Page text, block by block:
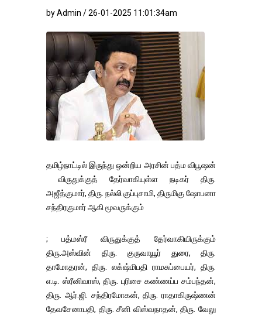
by Admin / 26-01-2025 11:01:34am
தமிழ்நாட்டில் இருந்து ஒன்றிய அரசின் பத்ம விபூஷன்
விருதுக்குத் தேர்வாகியுள்ள நடிகர் திரு.
அஜீத்குமார், திரு. நல்லி குப்புசாமி, திருமிகு ஷோபனா
சந்திரகுமார் ஆகி மூவருக்கும்
; பத்மஸ்ரீ விருதுக்குத் தேர்வாகியிருக்கும்
திரு.அஸ்வின் திரு. குருவாயூர் துரை, திரு.
தாமோதரன், திரு. லக்‌ஷ்மிபதி ராமசுப்பையர், திரு.
எ.டி. ஸ்ரீனிவாஸ், திரு. புரிசை கண்ணப்ப சம்பந்தன்,
திரு. ஆர்.ஜி. சந்திரமோகன், திரு. ராதாகிருஷ்ணன்
தேவசேனாபதி, திரு. சீனி விஸ்வநாதன், திரு. வேலு